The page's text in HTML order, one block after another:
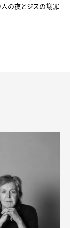
の夜とジスの謝罪